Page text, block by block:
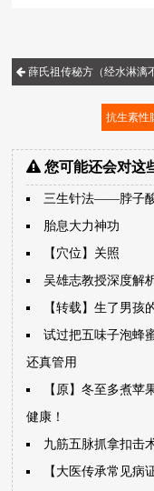
薛氏祖传秘方（经水淋漓
抗生素性
您可能还会对这
三生针法——脖子
胎息大力神功
【穴位】关照
吴雄志教授深度解
【转载】生了男孩
试过把五味子泡蜂
还真管用
【原】冬至多煮苹
健康！
九筋五脉抓拿扣击
【大医传承常见病